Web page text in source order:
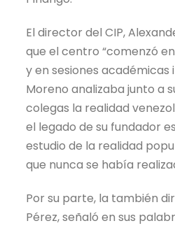
El director del CIP,
que el centro “comenzó
y en sesiones
Moreno analizaba junto a
colegas la realidad
el legado de su fundador
estudio de la realidad
que nunca se había
Por su parte, la también
Pérez, señaló en sus